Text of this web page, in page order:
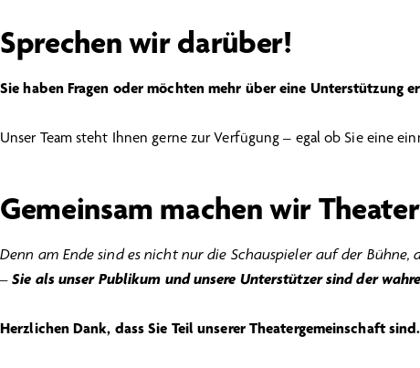
Sprechen wir darüber!
Sie haben Fragen oder möchten mehr über eine Unterstützung
Unser Team steht Ihnen gerne zur Verfügung – egal ob Sie eine
Gemeinsam machen wir
Denn am Ende sind es nicht nur die Schauspieler auf der Bühne,
–Sie als unser Publikum und unsere Unterstützer sind der
Herzlichen Dank, dass Sie Teil unserer Theatergemeinschaft sind.